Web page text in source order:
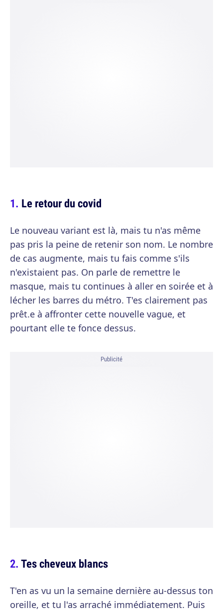
Le retour du covid
Le nouveau variant est là, mais tu n'as même
pas pris la peine de retenir son nom. Le nombre
de cas augmente, mais tu fais comme s'ils
n'existaient pas. On parle de remettre le
masque, mais tu continues à aller en soirée et à
lécher les barres du métro. T'es clairement pas
prêt.e à affronter cette nouvelle vague, et
pourtant elle te fonce dessus.
Publicité
Tes cheveux blancs
T'en as vu un la semaine dernière au-dessus ton
oreille, et tu l'as arraché immédiatement. Puis